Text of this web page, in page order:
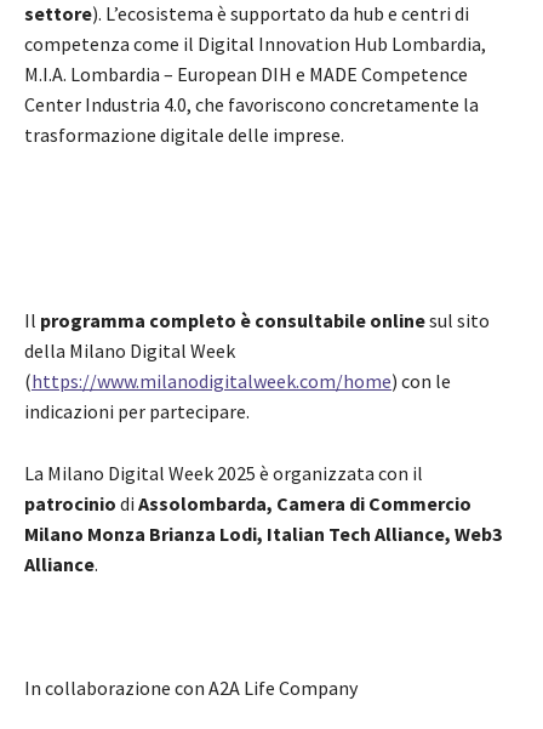
settore). L’ecosistema è supportato da hub e centri di
competenza come il Digital Innovation Hub Lombardia,
M.I.A. Lombardia – European DIH e MADE Competence
Center Industria 4.0, che favoriscono concretamente la
trasformazione digitale delle imprese.
Il programma completo è consultabile onlinesul sito
della Milano Digital Week
(https://www.milanodigitalweek.com/home) con le
indicazioni per partecipare.
La Milano Digital Week 2025 è organizzata con il
patrocinio di Assolombarda, Camera di Commercio
Milano Monza Brianza Lodi, Italian Tech Alliance, Web3
Alliance.
In collaborazione con A2A Life Company